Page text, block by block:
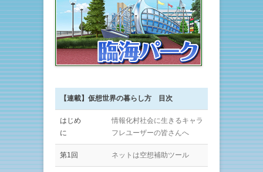
【連載】仮想世界の暮らし方 目次
はじめ
に
情報化村社会に生きるキャラ
フレユーザーの皆さんへ
第1回 ネットは空想補助ツール